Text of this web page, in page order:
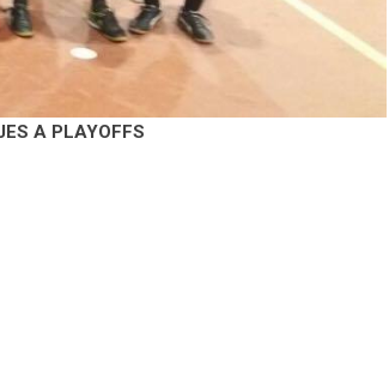
A PLAYOFFS